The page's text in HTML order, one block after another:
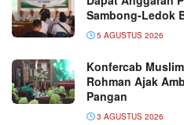
Sambong-Ledok
5 AGUSTUS 2026
Konfercab
Rohman Ajak
Pangan
3 AGUSTUS 2026